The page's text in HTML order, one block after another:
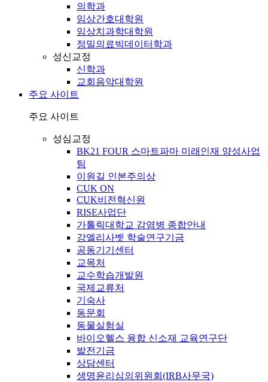
의학과
임상간호대학원
임상치과학대학원
정밀의료빅데이터학과
성신교정
신학과
교회음악대학원
주요 사이트
주요 사이트
성심교정
BK21 FOUR 스마트파마 미래인재 양성사업
팀
이원길 인본주의상
CUK ON
CUK비전혁신원
RISE사업단
가톨릭대학교 감염병 종합안내
강엘리사벳 학술연구기금
공동기기센터
교목처
교수학습개발원
국제교류처
기숙사
동문회
동물실험실
바이오헬스 융합 신소재 교육연구단
발전기금
상담센터
생명윤리심의위원회(IRB사무국)